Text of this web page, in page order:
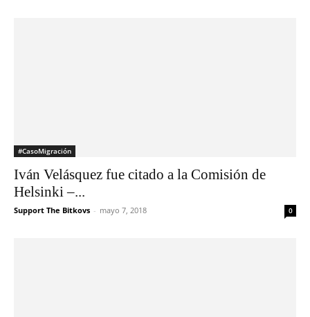
#CasoMigración
Iván Velásquez fue citado a la Comisión de
Helsinki –...
Support The Bitkovs - mayo 7, 2018 0